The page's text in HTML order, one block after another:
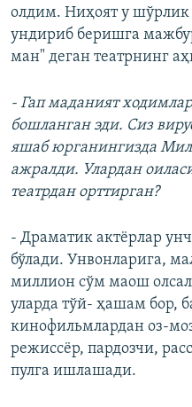
олдим. Ниҳоят у
ундириб беришга
ман" деган театрнинг
- Гап маданият
бошланган эди. Сиз
яшаб юрганингизда
ажралди. Улардан
театрдан орттирган?
- Драматик актёрлар
бўлади. Унвонларига,
миллион сўм маош
уларда тўй- ҳашам бор,
кинофильмлардан оз-
режиссёр, пардозчи,
пулга ишлашади.